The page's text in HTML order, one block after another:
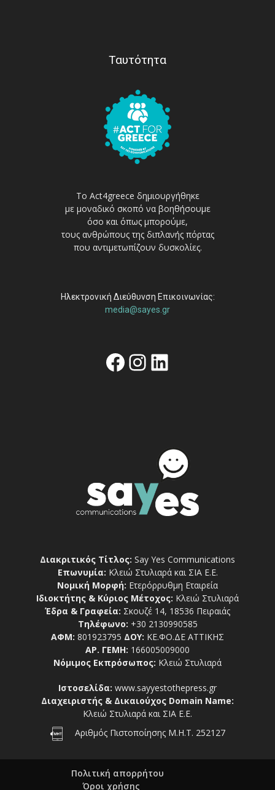
Ταυτότητα
Το Act4greece δημιουργήθηκε
με μοναδικό σκοπό να βοηθήσουμε
όσο και όπως μπορούμε,
τους ανθρώπους της διπλανής πόρτας
που αντιμετωπίζουν δυσκολίες.
Ηλεκτρονική Διεύθυνση Επικοινωνίας:
media@sayes.gr
Facebook
Instagram
Linkedin
Διακριτικός Τίτλος: Say Yes Communications
Επωνυμία: Κλειώ Στυλιαρά και ΣΙΑ Ε.Ε.
Νομική Μορφή: Ετερόρρυθμη Εταιρεία
Ιδιοκτήτης & Κύριος Μέτοχος: Κλειώ Στυλιαρά
Έδρα & Γραφεία: Σκουζέ 14, 18536 Πειραιάς
Τηλέφωνο: +30 2130990585
ΑΦΜ: 801923795 ΔΟΥ: ΚΕ.ΦΟ.ΔΕ ΑΤΤΙΚΗΣ
ΑΡ. ΓΕΜΗ: 166005009000
Νόμιμος Εκπρόσωπος: Κλειώ Στυλιαρά
Ιστοσελίδα: www.sayyestothepress.gr
Διαχειριστής & Δικαιούχος Domain Name:
Κλειώ Στυλιαρά και ΣΙΑ Ε.Ε.
Αριθμός Πιστοποίησης Μ.Η.Τ. 252127
Πολιτική απορρήτου
Όροι χρήσης